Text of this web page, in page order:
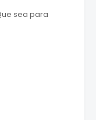
sea para